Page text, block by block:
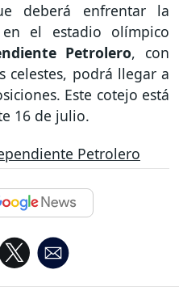
deberá enfrentar la
en el estadio olímpico
Petrolero, con
celestes, podrá llegar a
Este cotejo está
16 de julio.
Petrolero